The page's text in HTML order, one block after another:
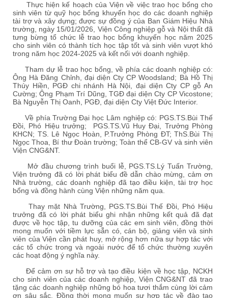
Thực hiện kế hoạch của Viện về việc trao học bổng cho
sinh viên từ quỹ học bổng khuyến học do các doanh nghiệp
tài trợ và xây dựng; được sự đồng ý của Ban Giám Hiệu Nhà
trường, ngày 15/01/2026, Viện Công nghiệp gỗ và Nội thất đã
tưng bừng tổ chức lễ trao học bổng khuyến học năm 2025
cho sinh viên có thành tích học tập tốt và sinh viên vượt khó
trong năm học 2024-2025 và kết nối với doanh nghiệp.
Tham dự lễ trao học bổng, về phía các doanh nghiệp có:
Ông Hà Đăng Chỉnh, đại diện Cty CP Woodsland; Bà Hồ Thị
Thúy Hiền, PGĐ chi nhánh Hà Nội, đại diện Cty CP gỗ An
Cường; Ông Phạm Trí Dũng, TGĐ đại diện Cty CP Vicostone;
Bà Nguyễn Thị Oanh, PGĐ, đại diện Cty Việt Đức Interior.
Về phía Trường Đại học Lâm nghiệp có: PGS.TS.Bùi Thế
Đồi, Phó Hiệu trưởng; PGS.TS.Vũ Huy Đại, Trưởng Phòng
KHCN; TS. Lê Ngọc Hoàn, P.Trưởng Phòng ĐT; ThS.Bùi Thị
Ngọc Thoa, Bí thư Đoàn trường; Toàn thể CB-GV và sinh viên
Viện CNG&NT.
Mở đầu chương trình buổi lễ, PGS.TS.Lý Tuấn Trường,
Viện trưởng đã có lời phát biểu đề dẫn chào mừng, cảm ơn
Nhà trường, các doanh nghiệp đã tạo điều kiện, tài trợ học
bổng và đồng hành cùng Viện những năm qua.
Thay mặt Nhà Trường, PGS.TS.Bùi Thế Đồi, Phó Hiệu
trưởng đã có lời phát biểu ghi nhận những kết quả đã đạt
được về học tập, tu dưỡng của các em sinh viên, đồng thời
mong muốn với tiềm lực sẵn có, cán bộ, giảng viên và sinh
viên của Viện cần phát huy, mở rộng hơn nữa sự hợp tác với
các tổ chức trong và ngoài nước để tổ chức thường xuyên
các hoạt động ý nghĩa này.
Để cảm ơn sự hỗ trợ và tạo điều kiện về học tập, NCKH
cho sinh viên của các doanh nghiệp, Viện CNG&NT đã trao
tặng các doanh nghiệp những bó hoa tươi thắm cùng lời cảm
ơn sâu sắc. Đồng thời mong muốn sự hợp tác về đào tạo